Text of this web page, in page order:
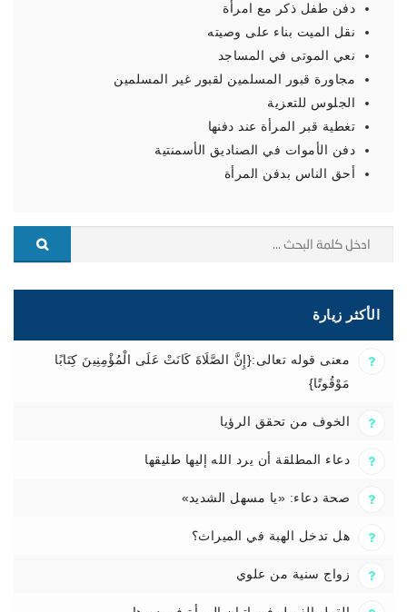
دفن طفل ذكر مع امرأة
نقل الميت بناء على وصيته
نعي الموتى في المساجد
مجاورة قبور المسلمين لقبور غير المسلمين
الجلوس للتعزية
تغطية قبر المرأة عند دفنها
دفن الأموات في الصناديق الأسمنتية
أحق الناس بدفن المرأة
الأكثر زيارة
معنى قوله تعالى:{إِنَّ الصَّلَاةَ كَانَتْ عَلَى الْمُؤْمِنِينَ كِتَابًا
مَوْقُوتًا}
الخوف من تحقق الرؤيا
دعاء المطلقة أن يرد الله إليها طليقها
صحة دعاء: «يا مسهل الشديد»
هل تدخل الهبة في الميراث؟
زواج سنية من علوي